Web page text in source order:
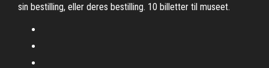
sin bestilling, eller deres bestilling. 10 billetter til museet.